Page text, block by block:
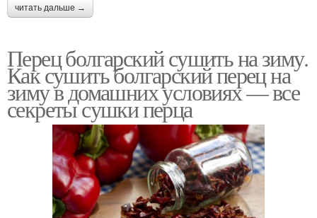
читать дальше →
Перец болгарский сушить на зиму.
Как сушить болгарский перец на
зиму в домашних условиях — все
секреты сушки перца